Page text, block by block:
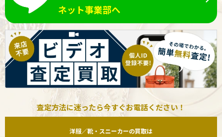
ネット事業部へ
査定方法に迷ったら今すぐお電話ください！
洋服／靴・スニーカーの買取は